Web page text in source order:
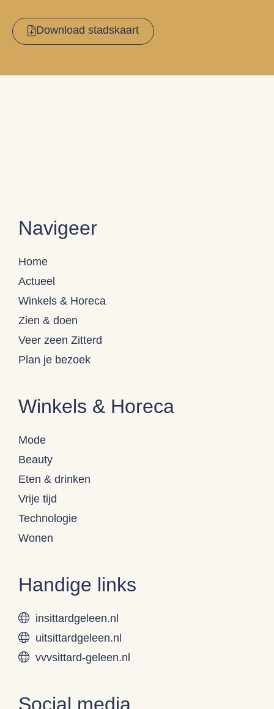
Download stadskaart
Navigeer
Home
Actueel
Winkels & Horeca
Zien & doen
Veer zeen Zitterd
Plan je bezoek
Winkels & Horeca
Mode
Beauty
Eten & drinken
Vrije tijd
Technologie
Wonen
Handige links
insittardgeleen.nl
uitsittardgeleen.nl
vvvsittard-geleen.nl
Social media